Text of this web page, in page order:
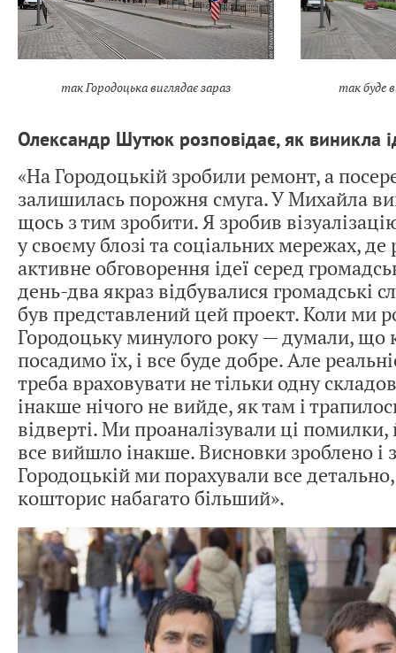
так Городоцька виглядає зараз так буде
Олександр Шутюк розповідає, як виникла
«На Городоцькій зробили ремонт, а
залишилась порожня смуга. У Михайла
щось з тим зробити. Я зробив
у своєму блозі та соціальних мережах, де
активне обговорення ідеї серед
день-два якраз відбувалися громадські
був представлений цей проект. Коли ми
Городоцьку минулого року — думали,
посадимо їх, і все буде добре. Але
треба враховувати не тільки одну
інакше нічого не вийде, як там і
відверті. Ми проаналізували ці помилки,
все вийшло інакше. Висновки зроблено і
Городоцькій ми порахували все
кошторис набагато більший».